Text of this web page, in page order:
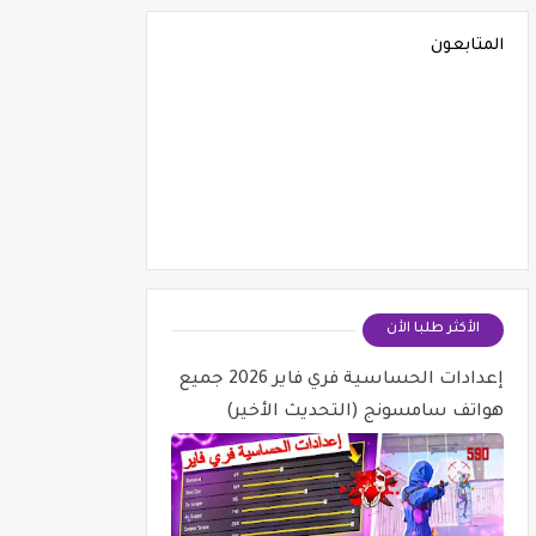
المتابعون
الأكثر طلبا الأن
إعدادات الحساسية فري فاير 2026 جميع
هواتف سامسونج (التحديث الأخير)